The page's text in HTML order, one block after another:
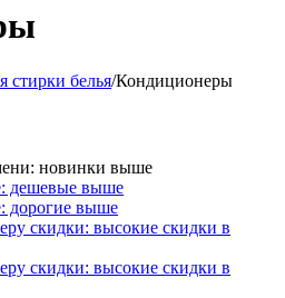
стирки белья/Кондиционеры
новинки выше
дешевые выше
дорогие выше
скидки: высокие скидки в
скидки: высокие скидки в